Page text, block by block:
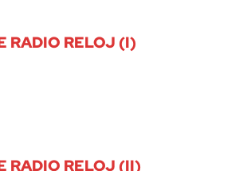
RADIO RELOJ (I)
RADIO RELOJ (II)